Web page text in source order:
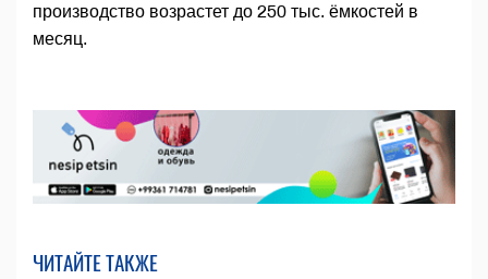
производство возрастет до 250 тыс. ёмкостей в
месяц.
ЧИТАЙТЕ ТАКЖЕ